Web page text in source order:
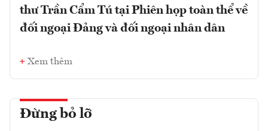
thư Trần Cẩm Tú tại Phiên họp toàn thể về
đối ngoại Đảng và đối ngoại nhân dân
Xem thêm
Đừng bỏ lỡ